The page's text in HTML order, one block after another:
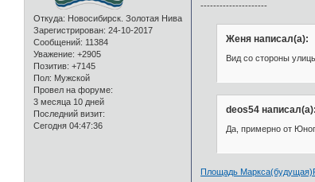
Откуда: Новосибирск. Золотая Нива
Зарегистрирован: 24-10-2017
Сообщений: 11384
Уважение: +2905
Позитив: +7145
Пол: Мужской
Провел на форуме:
3 месяца 10 дней
Последний визит:
Сегодня 04:47:36
---------------------
Женя написал(а):
Вид со стороны
deos54 написал(а):
Да, примерно от
Площадь